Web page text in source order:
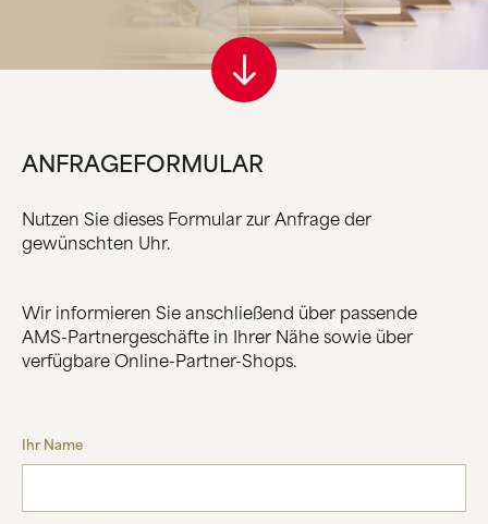
VINTAGE
ANFRAGE
ÜBER UNS
HERSTELLUNG
SCHWARZWALD
KONTAKT
ANFRAGEFORMULAR
Nutzen Sie dieses Formular zur Anfrage der
gewünschten Uhr.
Wir informieren Sie anschließend über passende
AMS-Partnergeschäfte in Ihrer Nähe sowie über
verfügbare Online-Partner-Shops.
Ihr Name